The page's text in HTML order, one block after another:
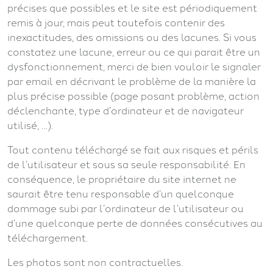
précises que possibles et le site est périodiquement
remis à jour, mais peut toutefois contenir des
inexactitudes, des omissions ou des lacunes. Si vous
constatez une lacune, erreur ou ce qui parait être un
dysfonctionnement, merci de bien vouloir le signaler
par email en décrivant le problème de la manière la
plus précise possible (page posant problème, action
déclenchante, type d’ordinateur et de navigateur
utilisé, …).
Tout contenu téléchargé se fait aux risques et périls
de l’utilisateur et sous sa seule responsabilité. En
conséquence, le propriétaire du site internet ne
saurait être tenu responsable d’un quelconque
dommage subi par l’ordinateur de l’utilisateur ou
d’une quelconque perte de données consécutives au
téléchargement.
Les photos sont non contractuelles.